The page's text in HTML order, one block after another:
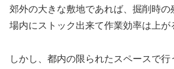
郊外の大きな敷地であれば、掘削時の
場内にストック出来て作業効率は上が
しかし、都内の限られたスペースで